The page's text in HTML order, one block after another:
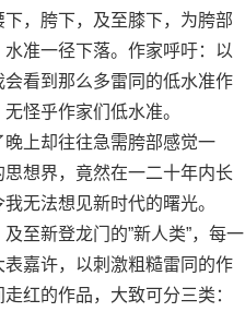
，胯下，及至膝下，为胯部
准一径下落。作家呼吁：以
看到那么多雷同的低水准作
怪乎作家们低水准。
上却往往急需胯部感觉一
想界，竟然在一二十年内长
无法想见新时代的曙光。
至新登龙门的”新人类”，每一
嘉许，以刺激粗糙雷同的作
红的作品，大致可分三类：